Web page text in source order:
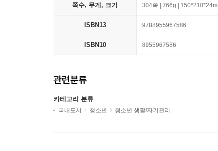
쪽수, 무게, 크기 304쪽 | 766g |
ISBN13 9788955967586
ISBN10 8955967586
관련분류
카테고리 분류
국내도서 청소년 청소년 생활/자기관리